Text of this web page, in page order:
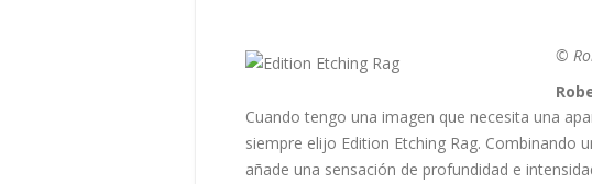
©
Cuando tengo una imagen que necesita una
siempre elijo Edition Etching Rag. Combinando
añade una sensación de profundidad e